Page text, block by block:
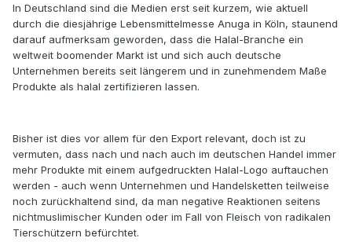
In Deutschland sind die Medien erst seit kurzem, wie aktuell
durch die diesjährige Lebensmittelmesse Anuga in Köln, staunend
darauf aufmerksam geworden, dass die Halal-Branche ein
weltweit boomender Markt ist und sich auch deutsche
Unternehmen bereits seit längerem und in zunehmendem Maße
Produkte als halal zertifizieren lassen.
Bisher ist dies vor allem für den Export relevant, doch ist zu
vermuten, dass nach und nach auch im deutschen Handel immer
mehr Produkte mit einem aufgedruckten Halal-Logo auftauchen
werden - auch wenn Unternehmen und Handelsketten teilweise
noch zurückhaltend sind, da man negative Reaktionen seitens
nichtmuslimischer Kunden oder im Fall von Fleisch von radikalen
Tierschützern befürchtet.